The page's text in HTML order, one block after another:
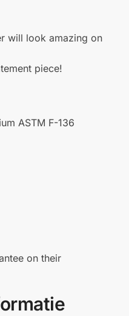
will look amazing on
piece!
ASTM F-136
on their